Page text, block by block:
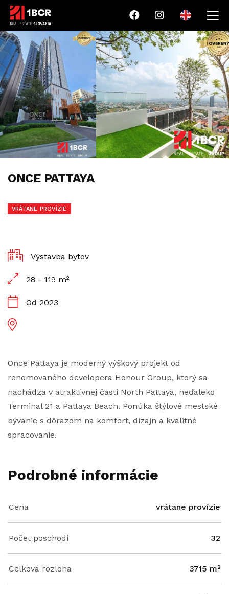
ONCE PATTAYA
VRÁTANE PROVÍZIE
Výstavba bytov
28 - 119 m²
Od 2023
Once Pattaya je moderný výškový projekt od
renomovaného developera Honour Group, ktorý sa
nachádza v atraktívnej časti North Pattaya, neďaleko
Terminal 21 a Pattaya Beach. Ponúka štýlové mestské
bývanie s dôrazom na komfort, dizajn a kvalitné
spracovanie.
Podrobné informácie
Cena vrátane provízie
Počet poschodí 32
Celková rozloha 3715 m²